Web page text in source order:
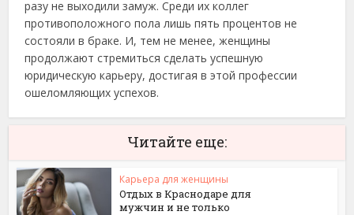
разу не выходили замуж. Среди их коллег
противоположного пола лишь пять процентов не
состояли в браке. И, тем не менее, женщины
продолжают стремиться сделать успешную
юридическую карьеру, достигая в этой профессии
ошеломляющих успехов.
Читайте еще:
Карьера для женщины
Отдых в Краснодаре для
мужчин и не только